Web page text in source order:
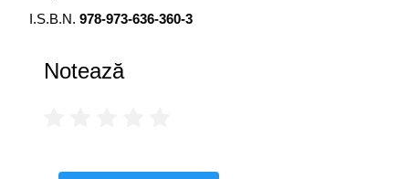
I.S.B.N. 978-973-636-360-3
Notează